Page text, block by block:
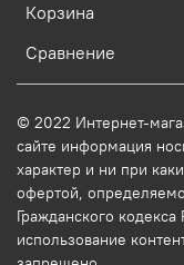
Корзина
Сравнение
© 2022 Интернет-
сайте информация
характер и ни при
офертой,
Гражданского
использование